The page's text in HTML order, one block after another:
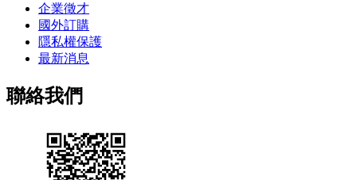
企業徵才
國外訂購
隱私權保護
最新消息
聯絡我們